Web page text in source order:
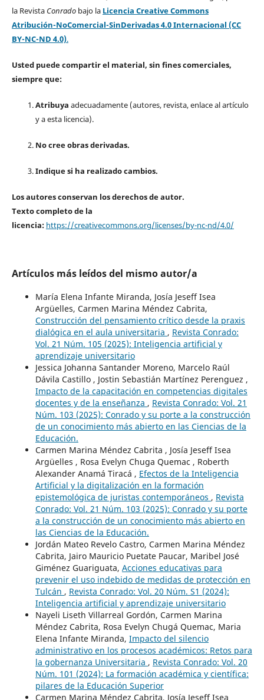
la Revista Conradobajo la Licencia Creative Commons
Atribución-NoComercial-SinDerivadas 4.0 Internacional (CC
BY-NC-ND 4.0).
Usted puede compartir el material, sin fines comerciales,
siempre que:
Atribuya adecuadamente (autores, revista, enlace al artículo
y a esta licencia).
No cree obras derivadas.
Indique si ha realizado cambios.
Los autores conservan los derechos de autor.
Texto completo de la
licencia: https://creativecommons.org/licenses/by-nc-nd/4.0/
Artículos más leídos del mismo autor/a
María Elena Infante Miranda, Josía Jeseff Isea
Argüelles, Carmen Marina Méndez Cabrita,
Construcción del pensamiento crítico desde la praxis
dialógica en el aula universitaria , Revista Conrado:
Vol. 21 Núm. 105 (2025): Inteligencia artificial y
aprendizaje universitario
Jessica Johanna Santander Moreno, Marcelo Raúl
Dávila Castillo , Jostin Sebastián Martínez Perenguez ,
Impacto de la capacitación en competencias digitales
docentes y de la enseñanza , Revista Conrado: Vol. 21
Núm. 103 (2025): Conrado y su porte a la construcción
de un conocimiento más abierto en las Ciencias de la
Educación.
Carmen Marina Méndez Cabrita , Josía Jeseff Isea
Argüelles , Rosa Evelyn Chuga Quemac , Roberth
Alexander Anamá Tiracá , Efectos de la Inteligencia
Artificial y la digitalización en la formación
epistemológica de juristas contemporáneos , Revista
Conrado: Vol. 21 Núm. 103 (2025): Conrado y su porte
a la construcción de un conocimiento más abierto en
las Ciencias de la Educación.
Jordán Mateo Revelo Castro, Carmen Marina Méndez
Cabrita, Jairo Mauricio Puetate Paucar, Maribel José
Giménez Guariguata, Acciones educativas para
prevenir el uso indebido de medidas de protección en
Tulcán , Revista Conrado: Vol. 20 Núm. S1 (2024):
Inteligencia artificial y aprendizaje universitario
Nayeli Liseth Villarreal Gordón, Carmen Marina
Méndez Cabrita, Rosa Evelyn Chugá Quemac, Maria
Elena Infante Miranda, Impacto del silencio
administrativo en los procesos académicos: Retos para
la gobernanza Universitaria , Revista Conrado: Vol. 20
Núm. 101 (2024): La formación académica y científica:
pilares de la Educación Superior
Carmen Marina Méndez Cabrita, Josía Jeseff Isea